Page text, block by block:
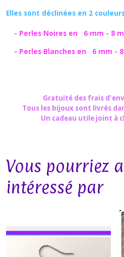
Elles sont déclinées en 2
- Perles Noires en 6 mm - 8
- Perles Blanches en 6 mm -
Gratuité des frais
Tous les bijoux sont livrés
Un cadeau utile joint à
Vous pourriez
intéressé par